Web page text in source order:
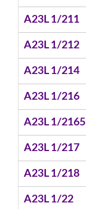
A23L 1/211
A23L 1/212
A23L 1/214
A23L 1/216
A23L 1/2165
A23L 1/217
A23L 1/218
A23L 1/22